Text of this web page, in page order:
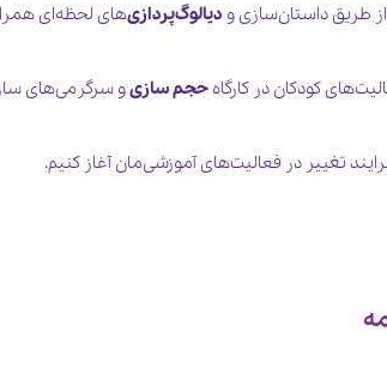
طریق داستان‌سازی و دیالوگ‌پردازی‌های لحظه‌ای
کودکان در کارگاه حجم سازیو سرگرمی‌های
تغییر در فعالیت‌های آموزشی‌مان آغاز کنیم.